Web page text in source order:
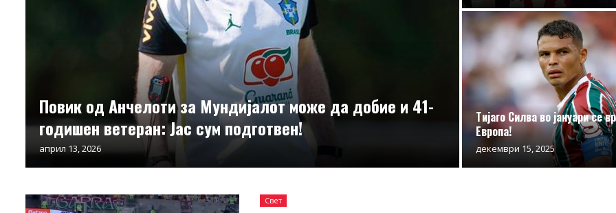
Повик од Анчелоти за Мундијалот може да добие и 41-
годишен ветеран: Јас сум подготвен!
април 13, 2026
Тијаго Силва во јануари се
Европа!
декември 15, 2025
Свет